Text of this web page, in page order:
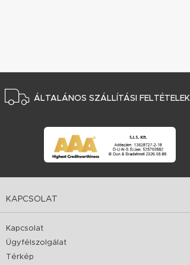
ÁLTALÁNOS SZÁLLÍTÁSI FELTÉTELEK
KAPCSOLAT
Kapcsolat
Ügyfélszolgálat
Térkép